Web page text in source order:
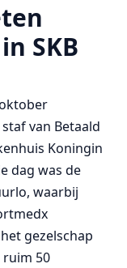
SKB
van Betaald
Koningin
dag was de
waarbij
gezelschap
ruim 50